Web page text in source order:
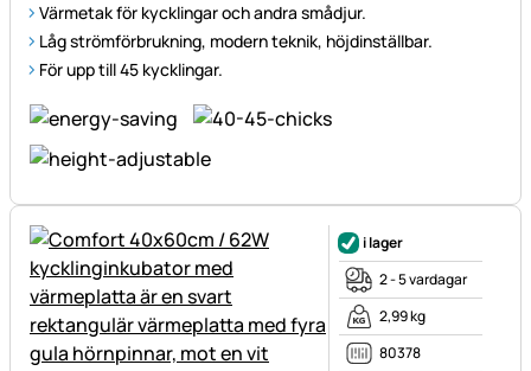
Värmetak för kycklingar och andra smådjur.
Låg strömförbrukning, modern teknik, höjdinställbar.
För upp till 45 kycklingar.
i lager
2 - 5 vardagar
2,99 kg
80378